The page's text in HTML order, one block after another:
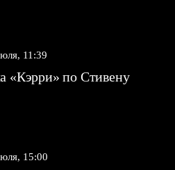
11:39
«Кэрри» по Стивену
15:00